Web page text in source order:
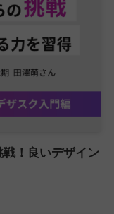
！良いデザイン